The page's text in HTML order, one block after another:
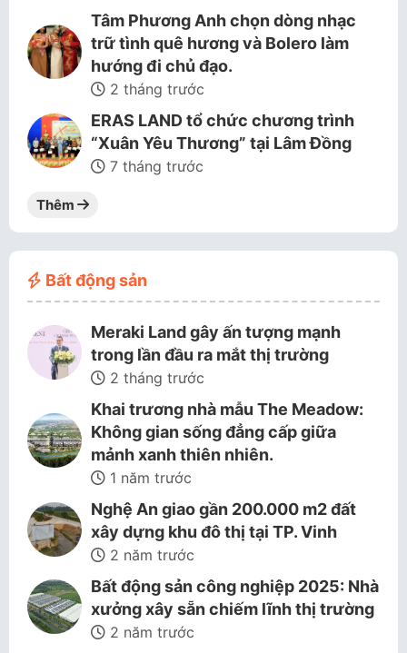
Tâm Phương Anh chọn dòng nhạc
trữ tình quê hương và Bolero làm
hướng đi chủ đạo.
2 tháng trước
ERAS LAND tổ chức chương trình
“Xuân Yêu Thương” tại Lâm Đồng
7 tháng trước
Thêm
Bất động sản
Meraki Land gây ấn tượng mạnh
trong lần đầu ra mắt thị trường
2 tháng trước
Khai trương nhà mẫu The Meadow:
Không gian sống đẳng cấp giữa
mảnh xanh thiên nhiên.
1 năm trước
Nghệ An giao gần 200.000 m2 đất
xây dựng khu đô thị tại TP. Vinh
2 năm trước
Bất động sản công nghiệp 2025: Nhà
xưởng xây sẵn chiếm lĩnh thị trường
2 năm trước